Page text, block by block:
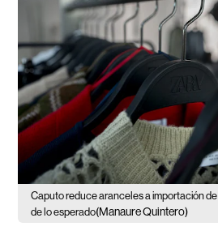
Caputo reduce aranceles a importación
de lo esperado(Manaure Quintero)